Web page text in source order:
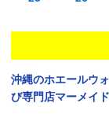
沖縄のホエールウ
び専門店マーメイド